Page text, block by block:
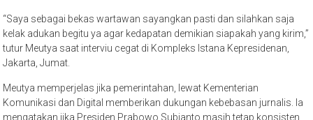
“Saya sebagai bekas wartawan sayangkan pasti dan silahkan saja
kelak adukan begitu ya agar kedapatan demikian siapakah yang kirim,”
tutur Meutya saat interviu cegat di Kompleks Istana Kepresidenan,
Jakarta, Jumat.
Meutya memperjelas jika pemerintahan, lewat Kementerian
Komunikasi dan Digital memberikan dukungan kebebasan jurnalis. Ia
mengatakan jika Presiden Prabowo Subianto masih tetap konsisten